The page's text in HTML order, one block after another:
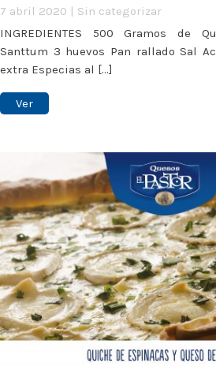
7 abril 2020 | Sin categorizar
INGREDIENTES 500 Gramos de
Santtum 3 huevos Pan rallado Sal
extra Especias al [...]
Ver